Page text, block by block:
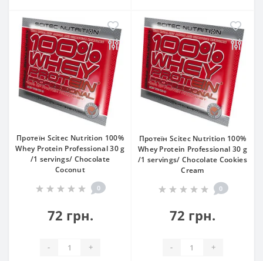
Протеїн Scitec Nutrition 100%
Whey Protein Professional 30 g
/1 servings/ Chocolate
Coconut
0
72 грн.
- +
Протеїн Scitec Nutrition 100%
Whey Protein Professional 30 g
/1 servings/ Chocolate Cookies
Cream
0
72 грн.
- +